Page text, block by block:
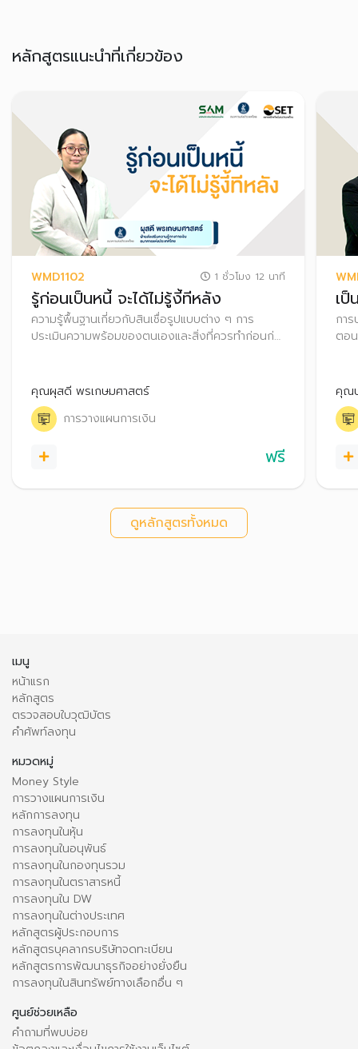
หลักสูตรแนะนำที่เกี่ยวข้อง
WMD1102 1 ชั่วโมง 12 นาที
รู้ก่อนเป็นหนี้ จะได้ไม่รู้งี้ทีหลัง
ความรู้พื้นฐานเกี่ยวกับสินเชื่อรูปแบบต่าง ๆ การ
ประเมินความพร้อมของตนเองและสิ่งที่ควรทำก่อนก่อ
คุณผุสดี พรเกษมศาสตร์
การวางแผนการเงิน
ฟรี
เ
กา
ตอ
ใน
คุณ
ดูหลักสูตรทั้งหมด
เมนู
หน้าแรก
หลักสูตร
ตรวจสอบใบวุฒิบัตร
คำศัพท์ลงทุน
หมวดหมู่
Money Style
การวางแผนการเงิน
หลักการลงทุน
การลงทุนในหุ้น
การลงทุนในอนุพันธ์
การลงทุนในกองทุนรวม
การลงทุนในตราสารหนี้
การลงทุนใน DW
การลงทุนในต่างประเทศ
หลักสูตรผู้ประกอบการ
หลักสูตรบุคลากรบริษัทจดทะเบียน
หลักสูตรการพัฒนาธุรกิจอย่างยั่งยืน
การลงทุนในสินทรัพย์ทางเลือกอื่น ๆ
ศูนย์ช่วยเหลือ
คำถามที่พบบ่อย